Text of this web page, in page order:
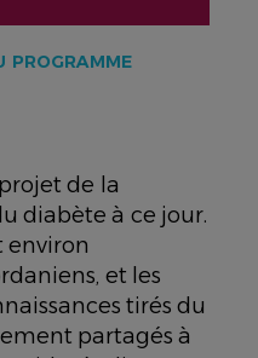
PROGRAMME
de la
diabète à ce jour.
environ
et les
tirés du
partagés à